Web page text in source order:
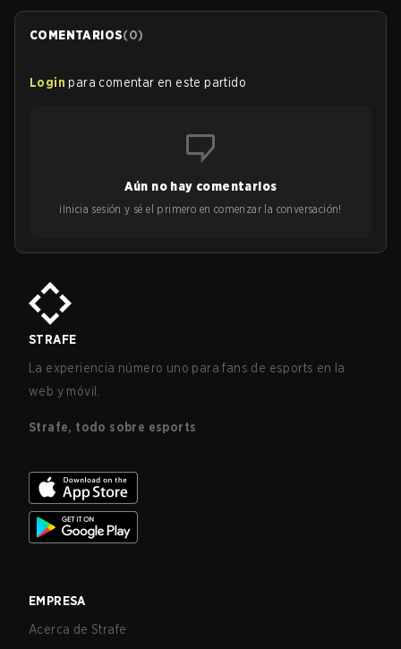
COMENTARIOS(0)
Login para comentar en este partido
Aún no hay comentarios
¡Inicia sesión y sé el primero en comenzar la conversación!
STRAFE
La experiencia número uno para fans de esports en la
web y móvil.
Strafe, todo sobre esports
EMPRESA
Acerca de Strafe